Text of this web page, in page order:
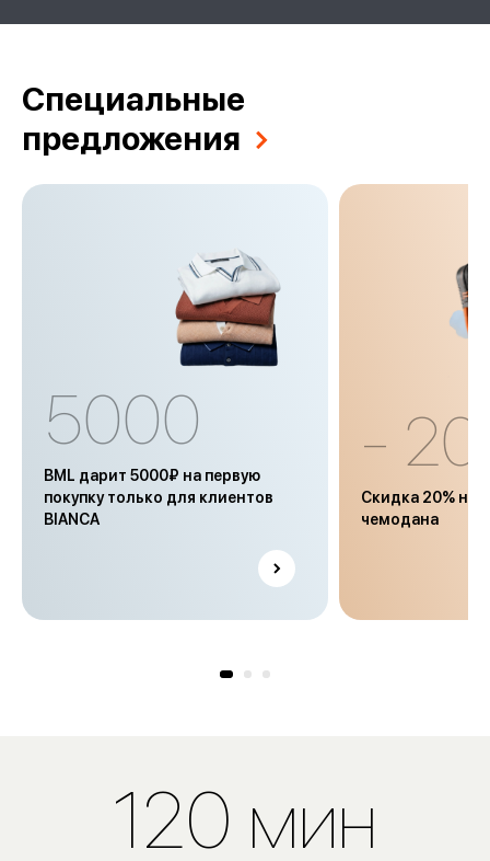
Специальные
предложения
5000
BML дарит 5000₽ на первую
покупку только для клиентов
BIANCA
-
Скидка 20% на
чемодана
120 мин